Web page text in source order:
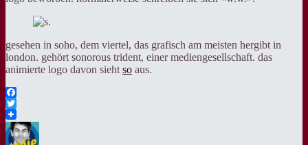
gesehen in soho, dem viertel, das grafisch am meisten hergibt in
london. gehört sonorous trident, einer mediengesellschaft. das
animierte logo davon sieht so aus.
Facebook
Twitter